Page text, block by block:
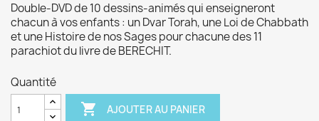
Double-DVD de 10 dessins-animés qui enseigneront
chacun à vos enfants : un Dvar Torah, une Loi de Chabbath
et une Histoire de nos Sages pour chacune des 11
parachiot du livre de BERECHIT.
Quantité
 AJOUTER AU PANIER